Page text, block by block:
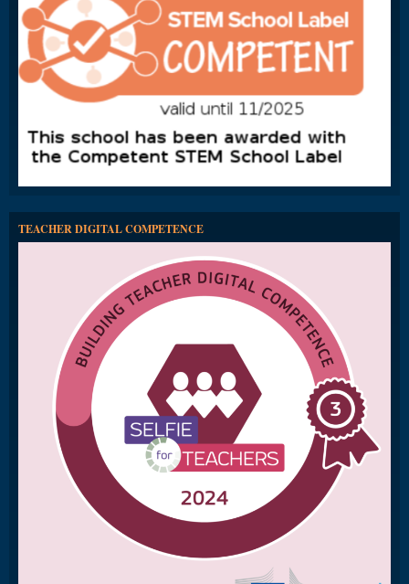
TEACHER DIGITAL COMPETENCE